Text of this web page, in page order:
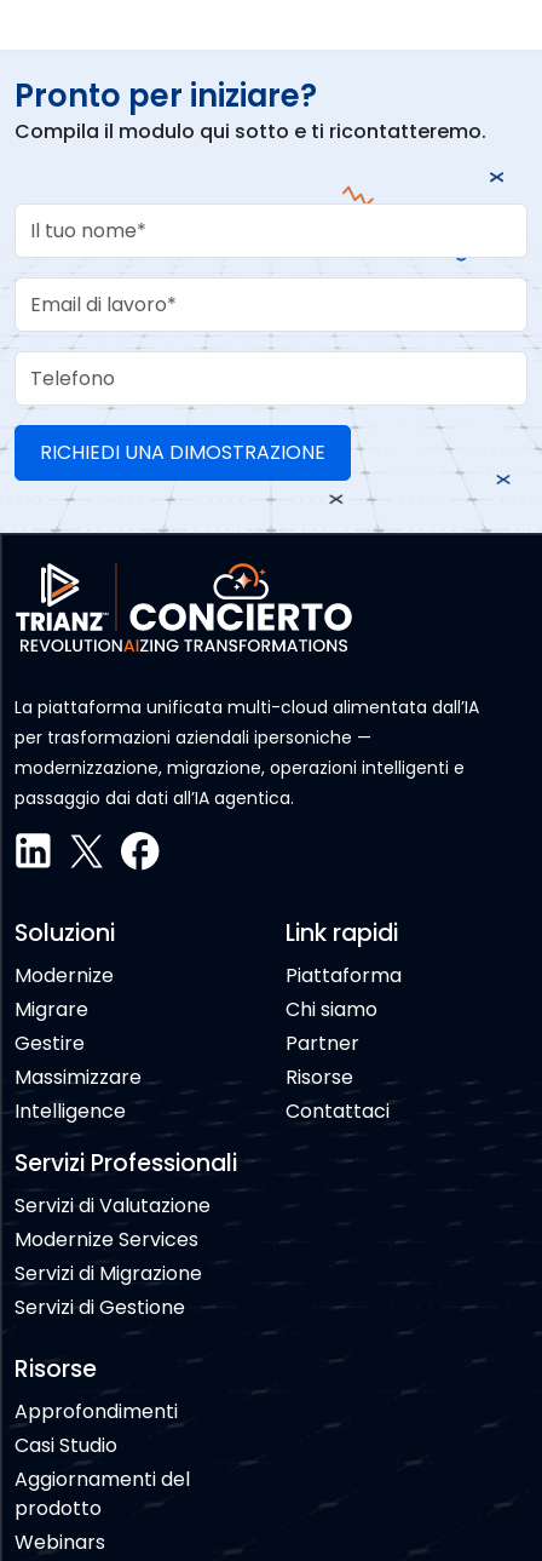
Pronto per iniziare?
Compila il modulo qui sotto e ti ricontatteremo.
Your Name
Work Email
Telefono
La piattaforma unificata multi-cloud alimentata dall’IA
per trasformazioni aziendali ipersoniche —
modernizzazione, migrazione, operazioni intelligenti e
passaggio dai dati all’IA agentica.
Soluzioni
Modernize
Migrare
Gestire
Massimizzare
Intelligence
Servizi Professionali
Servizi di Valutazione
Modernize Services
Servizi di Migrazione
Servizi di Gestione
Link rapidi
Piattaforma
Chi siamo
Partner
Risorse
Contattaci
Risorse
Approfondimenti
Casi Studio
Aggiornamenti del
prodotto
Webinars